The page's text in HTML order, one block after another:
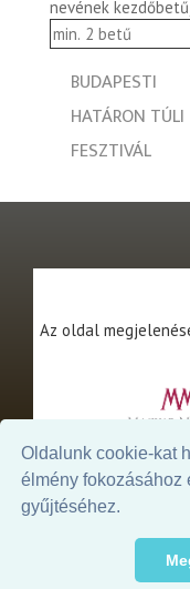
Oldalunk cookie-kat
élmény fokozásához
gyűjtéséhez.
nevének
BUDAPESTI
HATÁRON TÚLI
FESZTIVÁL
Az oldal